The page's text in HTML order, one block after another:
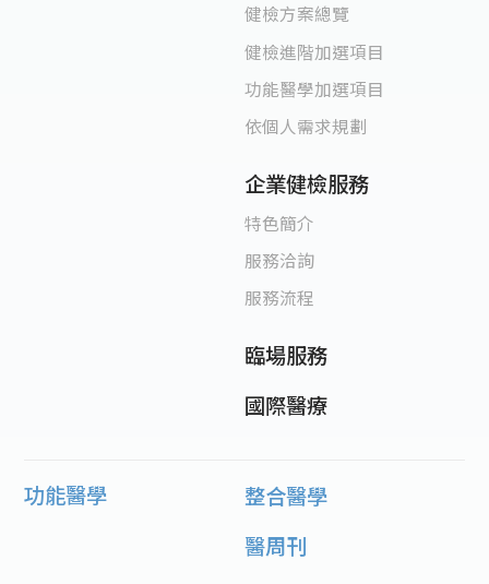
健檢方案總覽
健檢進階加選項目
功能醫學加選項目
依個人需求規劃
企業健檢服務
特色簡介
服務洽詢
服務流程
臨場服務
國際醫療
功能醫學
整合醫學
醫周刊